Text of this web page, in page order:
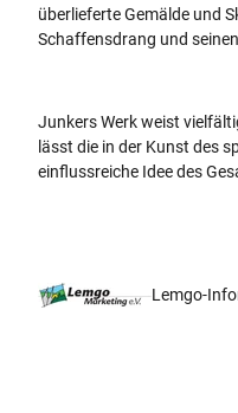
überlieferte Gemälde und
Schaffensdrang und
Junkers Werk weist
lässt die in der Kunst des
einflussreiche Idee des
Lemgo-